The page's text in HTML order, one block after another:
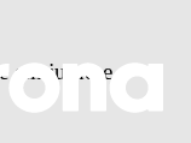
em julho e